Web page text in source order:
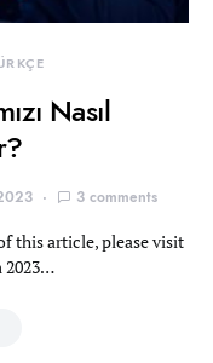
Nasıl
3 comments
this article, please visit
2023…